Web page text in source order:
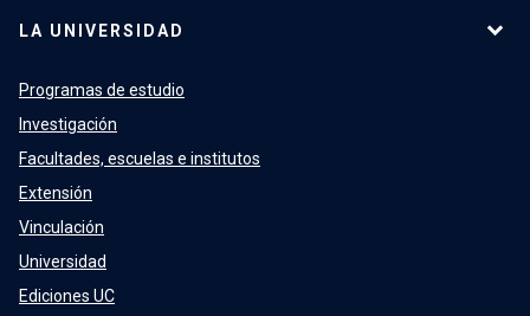
LA UNIVERSIDAD
Programas de estudio
Investigación
Facultades, escuelas e institutos
Extensión
Vinculación
Universidad
Ediciones UC